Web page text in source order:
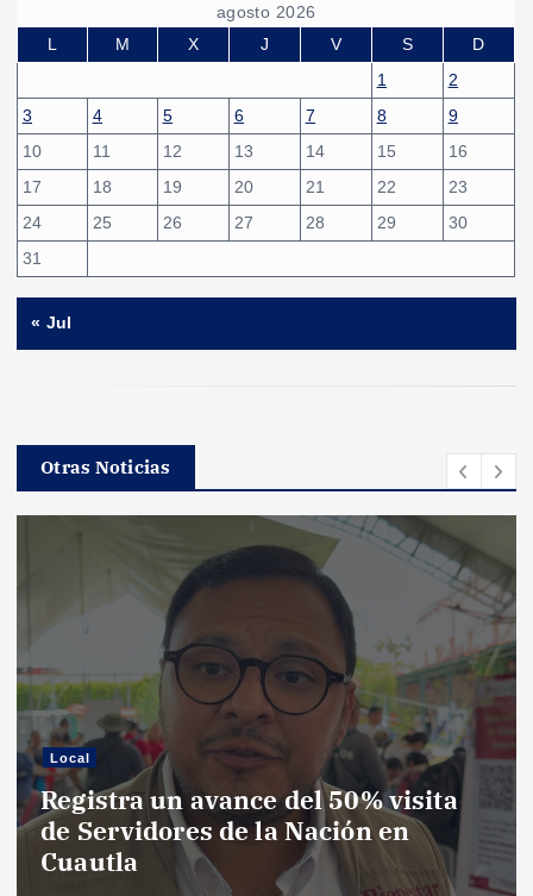
agosto 2026
L
M X J V S
D
1
2
3
4 5 6 7 8
9
10
11 12 13 14 15
16
17
18 19 20 21 22
23
24
25 26 27 28 29
30
31
« Jul
Otras Noticias
Local
Registra un avance del 50% visita
de Servidores de la Nación en
Cuautla